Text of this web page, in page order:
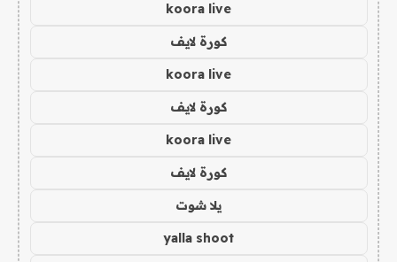
koora live
كورة لايف
koora live
كورة لايف
koora live
كورة لايف
يلا شوت
yalla shoot